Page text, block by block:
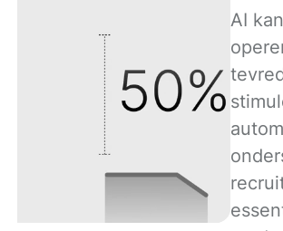
AI